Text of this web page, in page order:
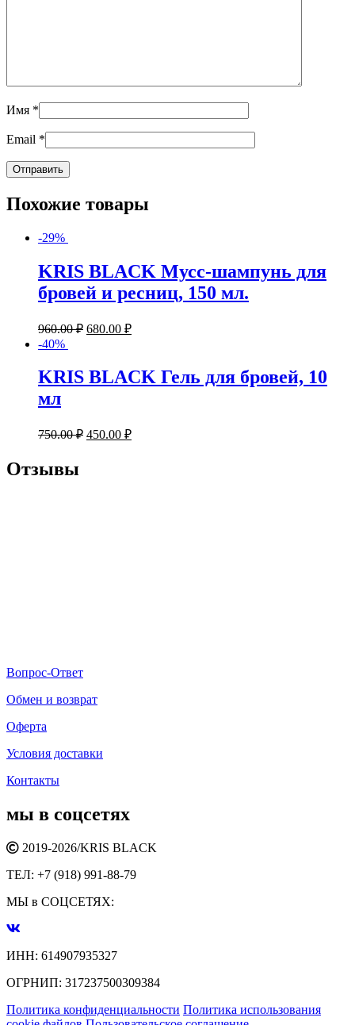
Имя *
Email *
Похожие товары
-29%
KRIS BLACK Мусс-шампунь для
бровей и ресниц, 150 мл.
960.00₽ 680.00 ₽
-40%
KRIS BLACK Гель для бровей, 10
мл
750.00₽ 450.00 ₽
Отзывы
Вопрос-Ответ
Обмен и возврат
Оферта
Условия доставки
Контакты
мы в соцсетях
2019-2026/KRIS BLACK
ТЕЛ: +7 (918) 991-88-79
МЫ в СОЦСЕТЯХ:
ИНН: 614907935327
ОГРНИП: 317237500309384
Политика конфиденциальности Политика использования